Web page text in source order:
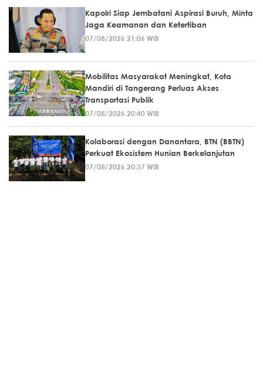
Kapolri Siap Jembatani Aspirasi Buruh, Minta
Jaga Keamanan dan Ketertiban
07/08/2026 21:06 WIB
Mobilitas Masyarakat Meningkat, Kota
Mandiri di Tangerang Perluas Akses
Transportasi Publik
07/08/2026 20:40 WIB
Kolaborasi dengan Danantara, BTN (BBTN)
Perkuat Ekosistem Hunian Berkelanjutan
07/08/2026 20:37 WIB